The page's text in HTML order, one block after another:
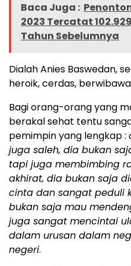
Baca Juga :
2023 Tercatat
Tahun Sebelumnya
Dialah Anies Baswedan,
heroik, cerdas,
Bagi orang-orang yang
berakal sehat tentu
pemimpin yang lengkap :
juga saleh, dia bukan
tapi juga membimbing
akhirat, dia bukan saja
cinta dan sangat peduli
bukan saja mau
juga sangat mencintai
dalam urusan dalam
negeri.